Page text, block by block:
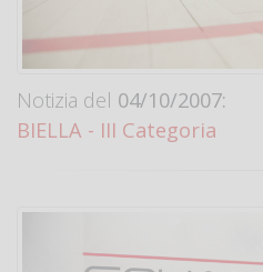
Notizia del 04/10/2007:
BIELLA - III Categoria